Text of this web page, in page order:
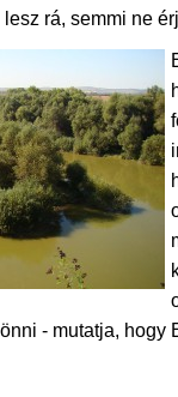
rá, semmi ne
- mutatja, hogy